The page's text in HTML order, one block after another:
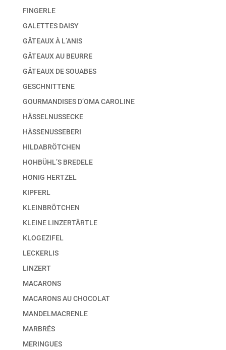
FINGERLE
GALETTES DAISY
GÂTEAUX À L’ANIS
GÂTEAUX AU BEURRE
GÂTEAUX DE SOUABES
GESCHNITTENE
GOURMANDISES D’OMA CAROLINE
HÄSSELNUSSECKE
HÀSSENUSSEBERI
HILDABRÖTCHEN
HOHBÜHL’S BREDELE
HONIG HERTZEL
KIPFERL
KLEINBRÖTCHEN
KLEINE LINZERTÄRTLE
KLOGEZIFEL
LECKERLIS
LINZERT
MACARONS
MACARONS AU CHOCOLAT
MANDELMACRENLE
MARBRÉS
MERINGUES